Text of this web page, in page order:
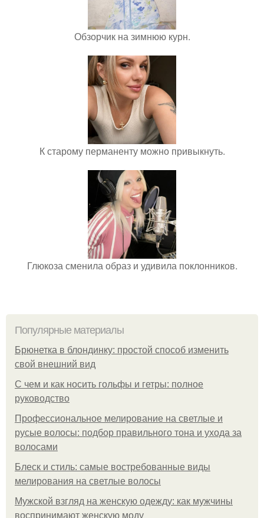
Обзорчик на зимнюю курн.
К старому перманенту можно привыкнуть.
Глюкоза сменила образ и удивила поклонников.
Популярные материалы
Брюнетка в блондинку: простой способ изменить
свой внешний вид
С чем и как носить гольфы и гетры: полное
руководство
Профессиональное мелирование на светлые и
русые волосы: подбор правильного тона и ухода за
волосами
Блеск и стиль: самые востребованные виды
мелирования на светлые волосы
Мужской взгляд на женскую одежду: как мужчины
воспринимают женскую моду